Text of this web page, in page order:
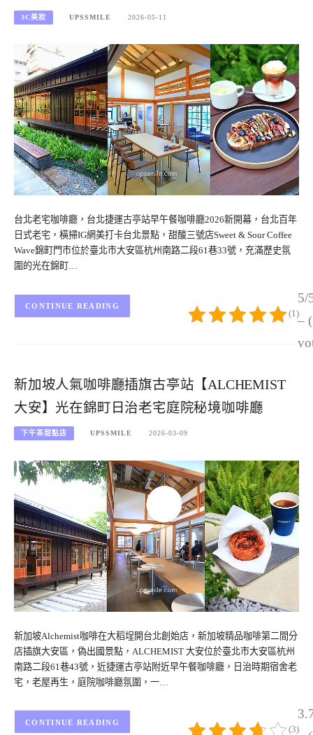
3C美妝 UPSSMILE 2026-05-11
台北老宅咖啡廳，台北捷運古亭站早午餐咖啡廳2026新開幕，台北百年
日式老宅，橫掃IG網美打卡台北景點，甜酸三號店Sweet & Sour Coffee
Wave錦町門市位於臺北市大安區杭州南路二段61巷33號，充滿歷史氛
圍的光在錦町…
5/
–
(1)
CONTINUE READING
新加坡人氣咖啡廳插旗古亭站【ALCHEMIST
大安】光在錦町日治老宅庭院秘境咖啡廳
下午茶甜點店 UPSSMILE 2026-03-09
新加坡Alchemist咖啡在大稻埕開台北創始店，新加坡精品咖啡第二間分
店插旗大安區，偽出國景點，ALCHEMIST 大安位於臺北市大安區杭州
南路二段61巷43號，近捷運古亭站附近早午餐咖啡廳，日治時期宿舍老
宅，老屋再生，庭院咖啡廳氛圍，一…
(3)
CONTINUE READING